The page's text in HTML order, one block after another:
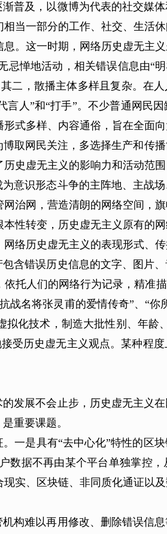
普及，以微博为代表的社交媒
当一部分的工作、社交、生活
。这一时期，网络历史虚无主
惮地活动，相关错误信息由“
二，散播主体多样且复杂。在
人”和“打手”。不少普通网民
式多样、内容通俗，旨在全面
取网民关注，多选择生产和传
史虚无主义的影响力和活动范围
意识形态斗争的主阵地、主战
治网，营造清朗的网络空间，
性转变，历史虚无主义原有的
络历史虚无主义的表现形式、
含错误历史信息的文字、图片、
托人们的网络行为记录，精准
名将张灵甫的爱情传奇”、“你
化技术，制造大批性别、年龄
受历史虚无主义观点。某种程
发展不会止步，历史虚无主义
重要课题。
一是具有“去中心化”特性的区
数据不再由某个平台单独掌控
实、区块链、非同质化通证以
构难以再用修改、删除错误信